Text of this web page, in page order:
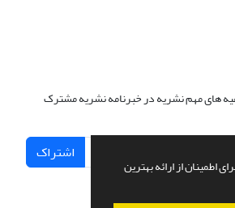
اطمینان از ارائه بهترین
های مهم نشریه در خبرنامه نشریه مشترک
اشتراک